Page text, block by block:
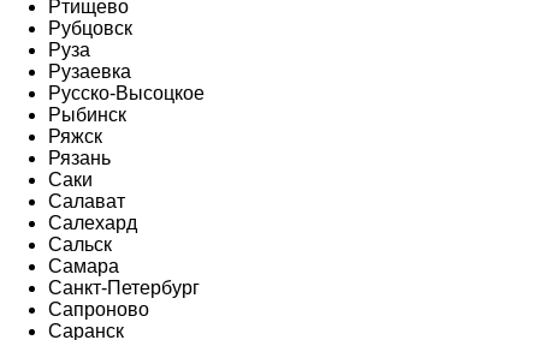
Ртищево
Рубцовск
Руза
Рузаевка
Русско-Высоцкое
Рыбинск
Ряжск
Рязань
Саки
Салават
Салехард
Сальск
Самара
Санкт-Петербург
Сапроново
Саранск